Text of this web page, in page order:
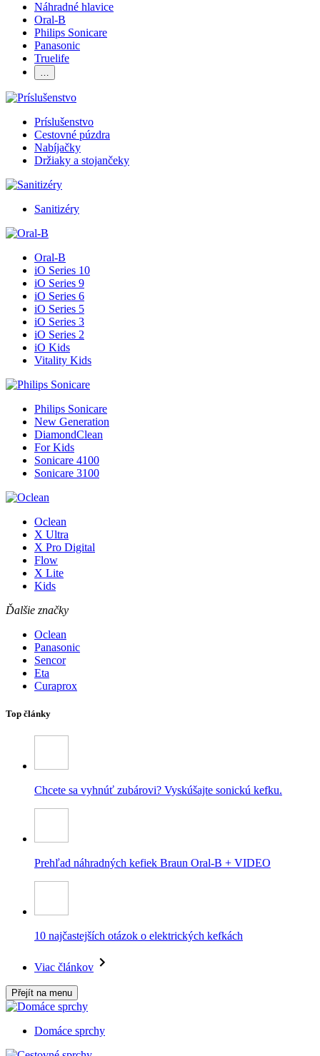
Náhradné hlavice
Oral-B
Philips Sonicare
Panasonic
Truelife
…
Príslušenstvo
Cestovné púzdra
Nabíjačky
Držiaky a stojančeky
Sanitizéry
Oral-B
iO Series 10
iO Series 9
iO Series 6
iO Series 5
iO Series 3
iO Series 2
iO Kids
Vitality Kids
Philips Sonicare
New Generation
DiamondClean
For Kids
Sonicare 4100
Sonicare 3100
Oclean
X Ultra
X Pro Digital
Flow
X Lite
Kids
Ďalšie značky
Oclean
Panasonic
Sencor
Eta
Curaprox
Top články
Chcete sa vyhnúť zubárovi? Vyskúšajte sonickú kefku.
Prehľad náhradných kefiek Braun Oral-B + VIDEO
10 najčastejších otázok o elektrických kefkách
Viac článkov
Přejít na menu
Domáce sprchy